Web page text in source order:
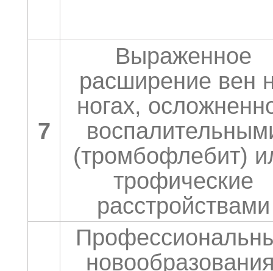
7
Выраженное
расширение вен
ногах,
(тромбофлебит)
трофические
расстройствами